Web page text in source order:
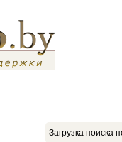
Загрузка поиска